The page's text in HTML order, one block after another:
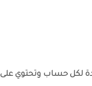
لكل حساب وتحتوي على